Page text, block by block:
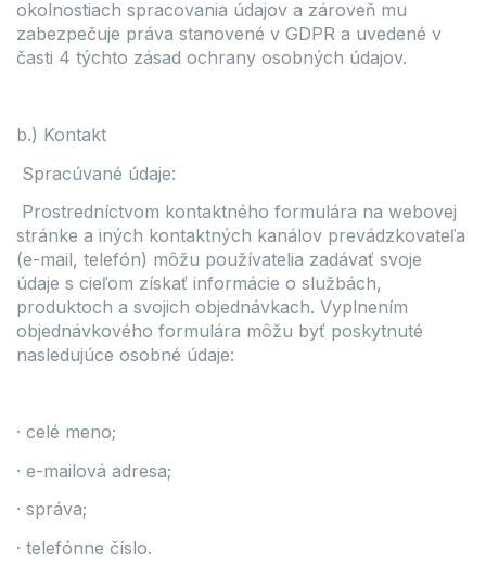
okolnostiach spracovania údajov a zároveň mu
zabezpečuje práva stanovené v GDPR a uvedené v
časti 4 týchto zásad ochrany osobných údajov.
b.) Kontakt
Spracúvané údaje:
Prostredníctvom kontaktného formulára na webovej
stránke a iných kontaktných kanálov prevádzkovateľa
(e-mail, telefón) môžu používatelia zadávať svoje
údaje s cieľom získať informácie o službách,
produktoch a svojich objednávkach. Vyplnením
objednávkového formulára môžu byť poskytnuté
nasledujúce osobné údaje:
· celé meno;
· e-mailová adresa;
· správa;
· telefónne číslo.